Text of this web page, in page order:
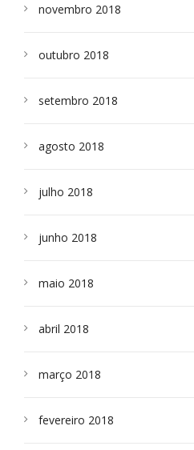
novembro 2018
outubro 2018
setembro 2018
agosto 2018
julho 2018
junho 2018
maio 2018
abril 2018
março 2018
fevereiro 2018